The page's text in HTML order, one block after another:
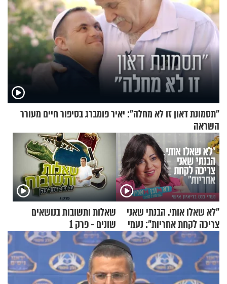
"תסמונת דאון זו לא מחלה": יאיר פומברג בסיפור חיים מעורר
השראה
"לא שאלו אותי. הבנתי שאני
צריכה לקחת אחריות": נעמי
בנט בריאיון אישי
שאלות ותשובות בנושאים
שונים - פרק 1